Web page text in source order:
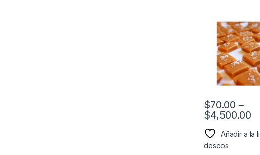
$70.00 –
$4,500.00
Añadir a la
deseos